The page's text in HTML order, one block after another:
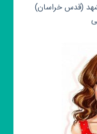
(قدس خراسان)